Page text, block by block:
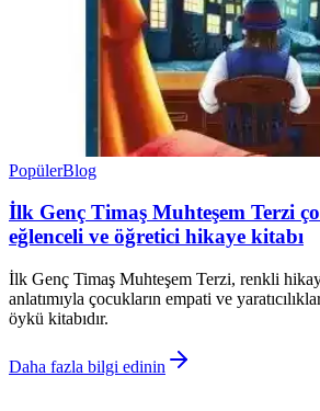
PopülerBlog
İlk Genç Timaş Muhteşem Terzi
eğlenceli ve öğretici hikaye kitabı
İlk Genç Timaş Muhteşem Terzi, renkli
anlatımıyla çocukların empati ve
öykü kitabıdır.
Daha fazla bilgi edinin